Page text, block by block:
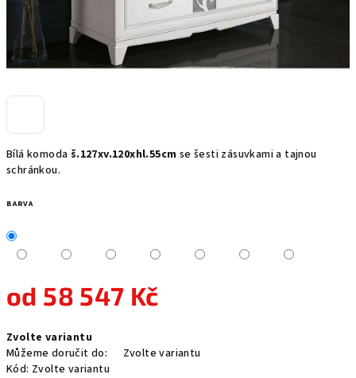
Bílá komoda š.127xv.120xhl.55cm se šesti zásuvkami a tajnou
schránkou.
BARVA
od 58 547 Kč
cena:
Zvolte variantu
Můžeme doručit do:
Zvolte variantu
Kód: Zvolte variantu